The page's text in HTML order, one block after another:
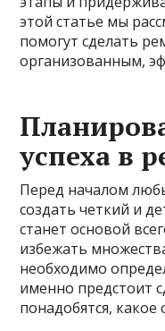
этой статье мы
помогут сделать
организованным,
успеха в
Перед началом
создать четкий и
станет основой
избежать
необходимо
именно предстоит
понадобятся,